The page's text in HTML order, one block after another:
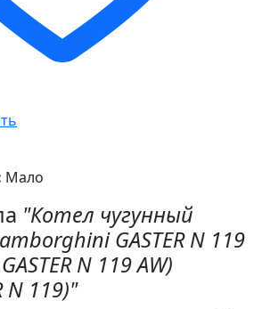
Мало
"Котел чугунный
GASTER N 119
N 119 AW)
N 119)"